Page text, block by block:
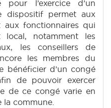
l’exercice d’un
dispositif permet aux
aux fonctionnaires qui
local, notamment les
les conseillers de
les membres du
bénéficier d’un congé
de pouvoir exercer
de ce congé varie en
commune.